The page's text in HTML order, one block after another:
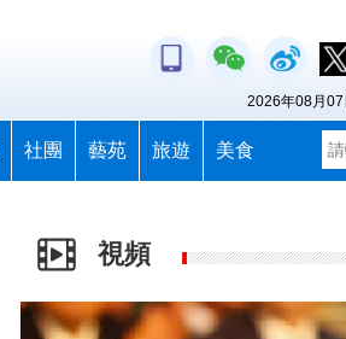
社團 藝苑 旅遊 美食
2026年08月
視頻